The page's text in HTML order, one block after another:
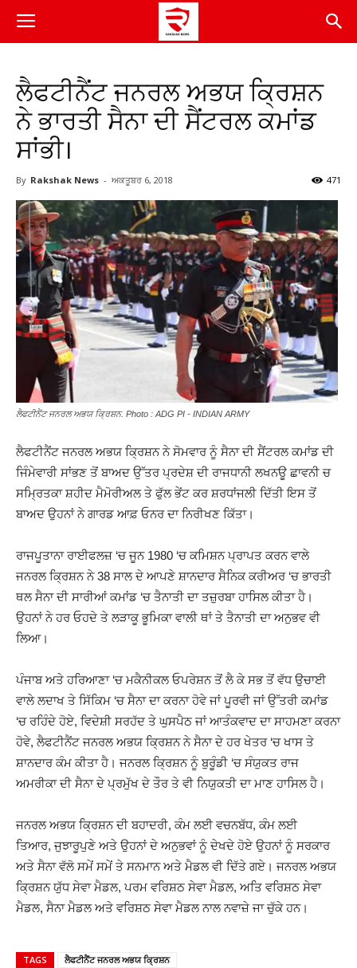
ਲੈਫਟੀਨੈਂਟ ਜਨਰਲ ਅਭਯ ਕ੍ਰਿਸ਼ਨ
ਨੇ ਭਾਰਤੀ ਸੈਨਾ ਦੀ ਸੈਂਟਰਲ ਕਮਾਂਡ
ਸਾਂਭੀ।
By Rakshak News - ਅਕਤੂਬਰ 6, 2018 471
ਲੈਫਟੀਨੈਂਟ ਜਨਰਲ ਅਭਯ ਕ੍ਰਿਸ਼ਨ. Photo : ADG PI - INDIAN ARMY
ਲੈਫਟੀਨੈਂਟ ਜਨਰਲ ਅਭਯ ਕ੍ਰਿਸ਼ਨ ਨੇ ਸੋਮਵਾਰ ਨੂੰ ਸੈਨਾ ਦੀ ਸੈਂਟਰਲ ਕਮਾਂਡ ਦੀ
ਜਿੰਮੇਵਾਰੀ ਸਾਂਭਣ ਤੋਂ ਬਾਅਦ ਉੱਤਰ ਪ੍ਰਦੇਸ਼ ਦੀ ਰਾਜਧਾਨੀ ਲਖਨਊ ਛਾਵਨੀ ਚ
ਸਮ੍ਰਿਤਕਾ ਸ਼ਹੀਦ ਮੈਮੋਰੀਅਲ ਤੇ ਫੁੱਲ ਭੇਂਟ ਕਰ ਸ਼ਰਧਾਂਜਲੀ ਦਿੱਤੀ ਇਸ ਤੋਂ
ਬਾਅਦ ਉਹਨਾਂ ਨੇ ਗਾਰਡ ਆਫ਼ ਓਨਰ ਦਾ ਨਿਰੀਖਣ ਕਿੱਤਾ।
ਰਾਜਪੂਤਾਨਾ ਰਾਈਫਲਜ਼ ‘ਚ ਜੂਨ 1980 ‘ਚ ਕਮਿਸ਼ਨ ਪ੍ਰਾਪਤ ਕਰਨ ਵਾਲੇ
ਜਨਰਲ ਕ੍ਰਿਸ਼ਨ ਨੇ 38 ਸਾਲ ਦੇ ਆਪਣੇ ਸ਼ਾਨਦਾਰ ਸੈਨਿਕ ਕਰੀਅਰ ‘ਚ ਭਾਰਤੀ
ਥਲ ਸੈਨਾ ਦੀ ਸਾਰੀਆਂ ਕਮਾਂਡ ‘ਚ ਤੈਨਾਤੀ ਦਾ ਤਜ਼ੁਰਬਾ ਹਾਸਿਲ ਕੀਤਾ ਹੈ।
ਉਹਨਾਂ ਨੇ ਹਰ ਓਹਦੇ ਤੇ ਲੜਾਕੂ ਭੂਮਿਕਾ ਵਾਲੀ ਥਾਂ ਤੇ ਤੈਨਾਤੀ ਦਾ ਅਨੁਭਵ ਵੀ
ਲਿਆ।
ਪੰਜਾਬ ਅਤੇ ਹਰਿਆਣਾ ‘ਚ ਮਕੈਨੀਕਲ ਓਪਰੇਸ਼ਨ ਤੋਂ ਲੈ ਕੇ ਸਭ ਤੋਂ ਵੱਧ ਉਚਾਈ
ਵਾਲੇ ਲਦਾਖ ਤੇ ਸਿੱਕਿਮ ‘ਚ ਸੈਨਾ ਦਾ ਕਰਨਾ ਹੋਵੇ ਜਾਂ ਪੂਰਵੀ ਜਾਂ ਉੱਤਰੀ ਕਮਾਂਡ
‘ਚ ਰਹਿੰਦੇ ਹੋਏ, ਵਿਦੇਸ਼ੀ ਸਰਹੱਦ ਤੇ ਘੁਸਪੈਠ ਜਾਂ ਆਤੰਕਵਾਦ ਦਾ ਸਾਹਮਣਾ ਕਰਨਾ
ਹੋਵੇ, ਲੈਫਟੀਨੈਂਟ ਜਨਰਲ ਅਭਯ ਕ੍ਰਿਸ਼ਨ ਨੇ ਸੈਨਾ ਦੇ ਹਰ ਖੇਤਰ ‘ਚ ਖਾਸ ਤੇ
ਸ਼ਾਨਦਾਰ ਕੰਮ ਕੀਤਾ ਹੈ। ਜਨਰਲ ਕ੍ਰਿਸ਼ਨ ਨੂੰ ਬੁਰੂੰਡੀ ‘ਚ ਸੰਯੁਕਤ ਰਾਜ
ਅਮਰੀਕਾ ਦੀ ਸੈਨਾ ਦੇ ਪ੍ਰਮੁੱਖ ਦੇ ਤੌਰ ਤੇ ਵੀ ਨਿਯੁਕਤੀ ਦਾ ਮਾਣ ਹਾਸਿਲ ਹੈ।
ਜਨਰਲ ਅਭਯ ਕ੍ਰਿਸ਼ਨ ਦੀ ਬਹਾਦਰੀ, ਕੰਮ ਲਈ ਵਚਨਬੱਧ, ਕੰਮ ਲਈ
ਤਿਆਰ, ਜੁਝਾਰੂਪੁਣੇ ਅਤੇ ਉਹਨਾਂ ਦੇ ਅਨੁਭਵਾਂ ਨੂੰ ਦੇਖਦੇ ਹੋਏ ਉਹਨਾਂ ਨੂੰ ਸਰਕਾਰ
ਅਤੇ ਸੈਨਾ ਵੱਲੋ ਸਮੇਂ ਸਮੇਂ ਤੇ ਸਨਮਾਨ ਅਤੇ ਮੈਡਲ ਵੀ ਦਿੱਤੇ ਗਏ। ਜਨਰਲ ਅਭਯ
ਕ੍ਰਿਸ਼ਨ ਯੁੱਧ ਸੇਵਾ ਮੈਡਲ, ਪਰਮ ਵਰਿਸ਼ਠ ਸੇਵਾ ਮੈਡਲ, ਅਤਿ ਵਰਿਸ਼ਠ ਸੇਵਾ
ਮੈਡਲ, ਸੈਨਾ ਮੈਡਲ ਅਤੇ ਵਰਿਸ਼ਠ ਸੇਵਾ ਮੈਡਲ ਨਾਲ ਨਵਾਜ਼ੇ ਜਾ ਚੁੱਕੇ ਹਨ।
TAGS ਲੈਫਟੀਨੈਂਟ ਜਨਰਲ ਅਭਯ ਕ੍ਰਿਸ਼ਨ